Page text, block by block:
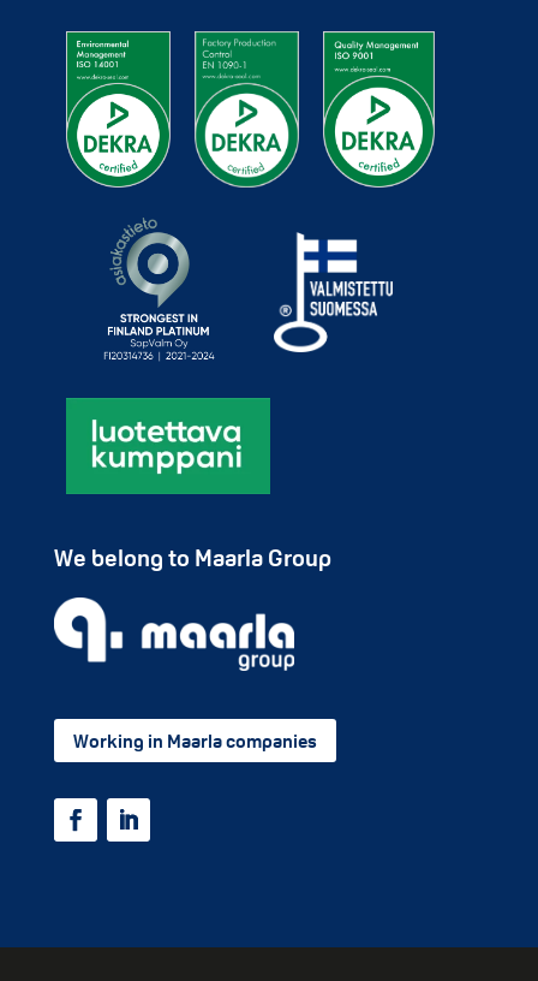
We belong to Maarla Group
Working in Maarla companies